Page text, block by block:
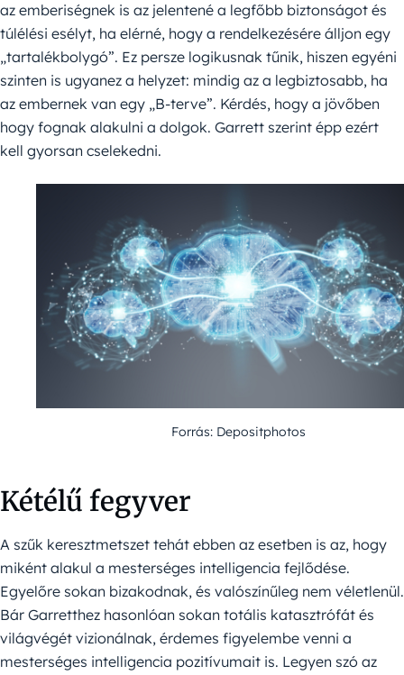
az emberiségnek is az jelentené a legfőbb biztonságot és
túlélési esélyt, ha elérné, hogy a rendelkezésére álljon egy
„tartalékbolygó”. Ez persze logikusnak tűnik, hiszen egyéni
szinten is ugyanez a helyzet: mindig az a legbiztosabb, ha
az embernek van egy „B-terve”. Kérdés, hogy a jövőben
hogy fognak alakulni a dolgok. Garrett szerint épp ezért
kell gyorsan cselekedni.
Forrás: Depositphotos
Kétélű fegyver
A szűk keresztmetszet tehát ebben az esetben is az, hogy
miként alakul a mesterséges intelligencia fejlődése.
Egyelőre sokan bizakodnak, és valószínűleg nem véletlenül.
Bár Garretthez hasonlóan sokan totális katasztrófát és
világvégét vizionálnak, érdemes figyelembe venni a
mesterséges intelligencia pozitívumait is. Legyen szó az